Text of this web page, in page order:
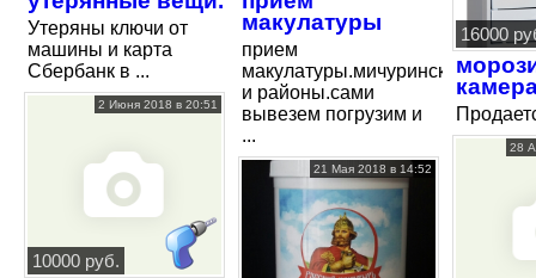
Утеряны ключи от
машины и карта
Сбербанк в ...
2 Июня 2018 в 20:51
10000 руб.
макулатуры
прием
макулатуры.мичуринск
и районы.сами
вывезем погрузим и
...
21 Мая 2018 в 14:52
16000
28